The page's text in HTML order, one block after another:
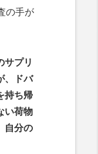
の手が
サプリ
、ドバ
持ち帰
い荷物
自分の